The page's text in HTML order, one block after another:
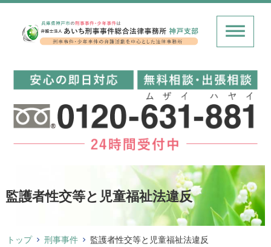
監護者性交等と児童福祉法違反
トップ 刑事事件 監護者性交等と児童福祉法違反